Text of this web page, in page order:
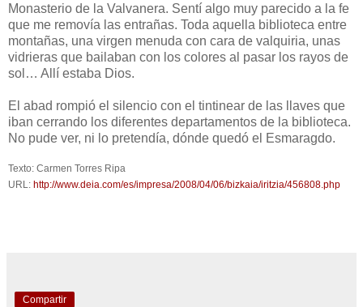
Monasterio de la Valvanera. Sentí algo muy parecido a la fe
que me removía las entrañas. Toda aquella biblioteca entre
montañas, una virgen menuda con cara de valquiria, unas
vidrieras que bailaban con los colores al pasar los rayos de
sol… Allí estaba Dios.
El abad rompió el silencio con el tintinear de las llaves que
iban cerrando los diferentes departamentos de la biblioteca.
No pude ver, ni lo pretendía, dónde quedó el Esmaragdo.
Texto: Carmen Torres Ripa
URL: http://www.deia.com/es/impresa/2008/04/06/bizkaia/iritzia/456808.php
Compartir